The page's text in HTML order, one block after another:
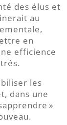
des élus et
au
en
efficience
les
dans une
»